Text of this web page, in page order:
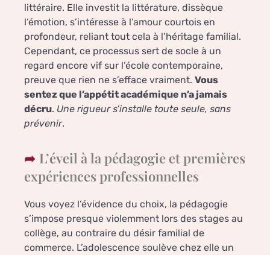
littéraire. Elle investit la littérature, dissèque
l’émotion, s’intéresse à l’amour courtois en
profondeur, reliant tout cela à l’héritage familial.
Cependant, ce processus sert de socle à un
regard encore vif sur l’école contemporaine,
preuve que rien ne s’efface vraiment. Vous
sentez que l’appétit académique n’a jamais
décru. Une rigueur s’installe toute seule, sans
prévenir.
L’éveil à la pédagogie et premières
expériences professionnelles
Vous voyez l’évidence du choix, la pédagogie
s’impose presque violemment lors des stages au
collège, au contraire du désir familial de
commerce. L’adolescence soulève chez elle un